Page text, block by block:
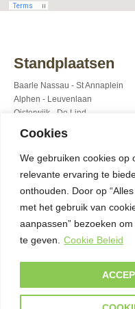
Cookies
We gebruiken cookies op
relevante ervaring te
onthouden. Door op
met het gebruik van
aanpassen” bezoeken
te geven.
Cookie Beleid
Standplaatsen
Baarle Nassau - St Annaplein
Alphen - Leuvenlaan
Oisterwijk - De Lind
Goirle - Kloosterplein
Contact
06 402 151 07
Privacy Policy